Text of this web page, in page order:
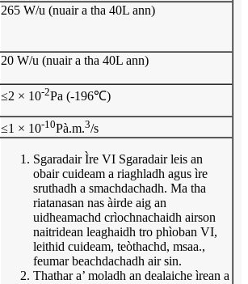
265 W/u (nuair a tha 40L ann)
20 W/u (nuair a tha 40L ann)
≤2 × 10-2Pa (-196℃)
≤1 × 10-10Pà.m.3/s
Sgaradair Ìre VI Sgaradair leis an
obair cuideam a riaghladh agus ìre
sruthadh a smachdachadh. Ma tha
riatanasan nas àirde aig an
uidheamachd crìochnachaidh airson
naitridean leaghaidh tro phìoban VI,
leithid cuideam, teòthachd, msaa.,
feumar beachdachadh air sin.
Thathar a’ moladh an dealaiche ìrean a